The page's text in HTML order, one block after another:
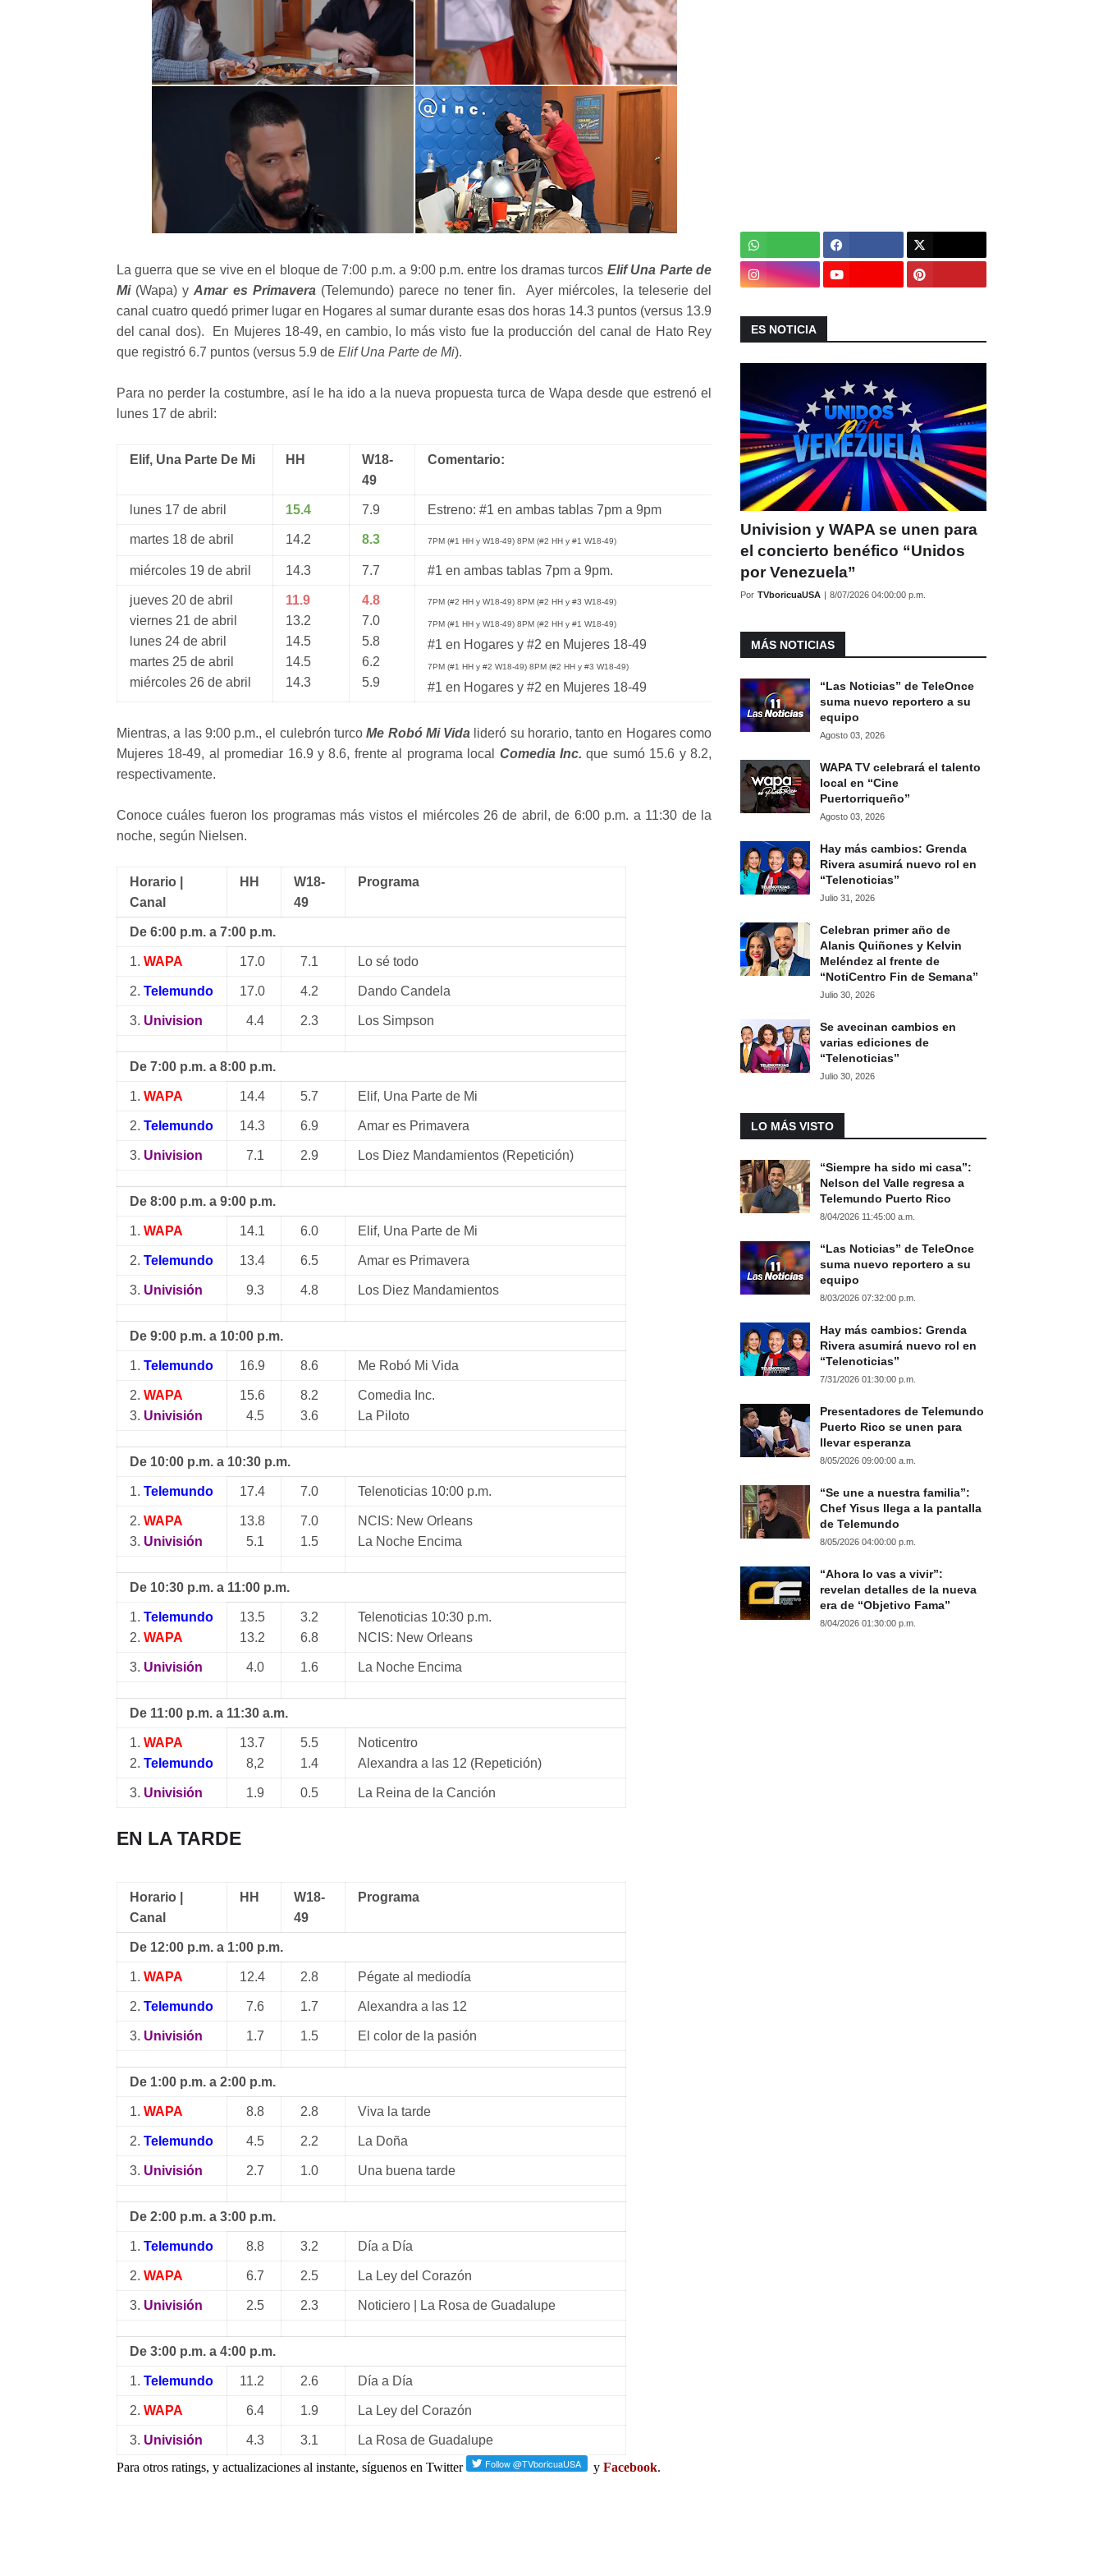
La guerra que se vive en el bloque de 7:00 p.m. a 9:00 p.m. entre los dramas turcos Elif Una Parte de
Mi(Wapa) yAmar es Primavera(Telemundo) parece no tener fin. Ayer miércoles, la teleserie del
canal cuatro quedó primer lugar en Hogares al sumar durante esas dos horas 14.3 puntos (versus 13.9
del canal dos). En Mujeres 18-49, en cambio, lo más visto fue la producción del canal de Hato Rey
que registró 6.7 puntos (versus 5.9 de Elif Una Parte de Mi).
Para no perder la costumbre, así le ha ido a la nueva propuesta turca de Wapa desde que estrenó el
lunes 17 de abril:
Elif, Una Parte De Mi HH
W18-
49
Comentario:
lunes 17 de abril 15.4 7.9 Estreno: #1 en ambas tablas 7pm a 9pm
martes 18 de abril 14.2 8.3 7PM (#1 HH y W18-49) 8PM (#2 HH y #1 W18-49)
miércoles 19 de abril 14.3 7.7 #1 en ambas tablas 7pm a 9pm.
jueves 20 de abril
viernes 21 de abril
lunes 24 de abril
martes 25 de abril
miércoles 26 de abril
11.9
13.2
14.5
14.5
14.3
4.8
7.0
5.8
6.2
5.9
7PM (#2 HH y W18-49) 8PM (#2 HH y #3 W18-49)
7PM (#1 HH y W18-49) 8PM (#2 HH y #1 W18-49)
#1 en Hogares y #2 en Mujeres 18-49
7PM (#1 HH y #2 W18-49) 8PM (#2 HH y #3 W18-49)
#1 en Hogares y #2 en Mujeres 18-49
Mientras, a las 9:00 p.m., el culebrón turcoMe Robó Mi Vida lideró su horario, tanto en Hogares como
Mujeres 18-49, al promediar 16.9 y 8.6, frente al programa local Comedia Inc. que sumó 15.6 y 8.2,
respectivamente.
Conoce cuáles fueron los programas más vistos el miércoles 26 de abril, de 6:00 p.m. a 11:30 de la
noche, según Nielsen.
Horario |
Canal
HH
W18-
49
Programa
De 6:00 p.m. a 7:00 p.m.
1. WAPA 17.0 7.1 Lo sé todo
2. Telemundo 17.0 4.2 Dando Candela
3. Univision 4.4 2.3 Los Simpson
De 7:00 p.m. a 8:00 p.m.
1. WAPA 14.4 5.7 Elif, Una Parte de Mi
2. Telemundo 14.3 6.9 Amar es Primavera
3. Univision 7.1 2.9 Los Diez Mandamientos (Repetición)
De 8:00 p.m. a 9:00 p.m.
1. WAPA 14.1 6.0 Elif, Una Parte de Mi
2. Telemundo 13.4 6.5 Amar es Primavera
3. Univisión 9.3 4.8 Los Diez Mandamientos
De 9:00 p.m. a 10:00 p.m.
1. Telemundo 16.9 8.6 Me Robó Mi Vida
2. WAPA
3. Univisión
15.6
4.5
8.2
3.6
Comedia Inc.
La Piloto
De 10:00 p.m. a 10:30 p.m.
1. Telemundo 17.4 7.0 Telenoticias 10:00 p.m.
2. WAPA
3. Univisión
13.8
5.1
7.0
1.5
NCIS: New Orleans
La Noche Encima
De 10:30 p.m. a 11:00 p.m.
1. Telemundo
2. WAPA
13.5
13.2
3.2
6.8
Telenoticias 10:30 p.m.
NCIS: New Orleans
3. Univisión 4.0 1.6 La Noche Encima
De 11:00 p.m. a 11:30 a.m.
1. WAPA
2. Telemundo
13.7
8,2
5.5
1.4
Noticentro
Alexandra a las 12 (Repetición)
3. Univisión 1.9 0.5 La Reina de la Canción
EN LA TARDE
Horario |
Canal
HH
W18-
49
Programa
De 12:00 p.m. a 1:00 p.m.
1. WAPA 12.4 2.8 Pégate al mediodía
2. Telemundo 7.6 1.7 Alexandra a las 12
3. Univisión 1.7 1.5 El color de la pasión
De 1:00 p.m. a 2:00 p.m.
1. WAPA 8.8 2.8 Viva la tarde
2. Telemundo 4.5 2.2 La Doña
3. Univisión 2.7 1.0 Una buena tarde
De 2:00 p.m. a 3:00 p.m.
1. Telemundo 8.8 3.2 Día a Día
2. WAPA 6.7 2.5 La Ley del Corazón
3. Univisión 2.5 2.3 Noticiero | La Rosa de Guadalupe
De 3:00 p.m. a 4:00 p.m.
1. Telemundo 11.2 2.6 Día a Día
2. WAPA 6.4 1.9 La Ley del Corazón
3. Univisión 4.3 3.1
La Rosa de Guadalupe
Para otros ratings, y actualizaciones al instante, síguenos en Twitter
y Facebook.
ES NOTICIA
Univision y WAPA se unen para
el concierto benéfico “Unidos
por Venezuela”
Por TVboricuaUSA | 8/07/2026 04:00:00 p.m.
MÁS NOTICIAS
“Las Noticias” de TeleOnce
suma nuevo reportero a su
equipo
Agosto 03, 2026
WAPA TV celebrará el talento
local en “Cine
Puertorriqueño”
Agosto 03, 2026
Hay más cambios: Grenda
Rivera asumirá nuevo rol en
“Telenoticias”
Julio 31, 2026
Celebran primer año de
Alanis Quiñones y Kelvin
Meléndez al frente de
“NotiCentro Fin de Semana”
Julio 30, 2026
Se avecinan cambios en
varias ediciones de
“Telenoticias”
Julio 30, 2026
LO MÁS VISTO
“Siempre ha sido mi casa”:
Nelson del Valle regresa a
Telemundo Puerto Rico
8/04/2026 11:45:00 a.m.
“Las Noticias” de TeleOnce
suma nuevo reportero a su
equipo
8/03/2026 07:32:00 p.m.
Hay más cambios: Grenda
Rivera asumirá nuevo rol en
“Telenoticias”
7/31/2026 01:30:00 p.m.
Presentadores de Telemundo
Puerto Rico se unen para
llevar esperanza
8/05/2026 09:00:00 a.m.
“Se une a nuestra familia”:
Chef Yisus llega a la pantalla
de Telemundo
8/05/2026 04:00:00 p.m.
“Ahora lo vas a vivir”:
revelan detalles de la nueva
era de “Objetivo Fama”
8/04/2026 01:30:00 p.m.